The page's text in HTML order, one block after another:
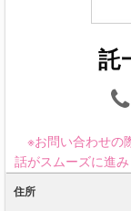
託
※お問い合わせの
話がスムーズに進み
住所